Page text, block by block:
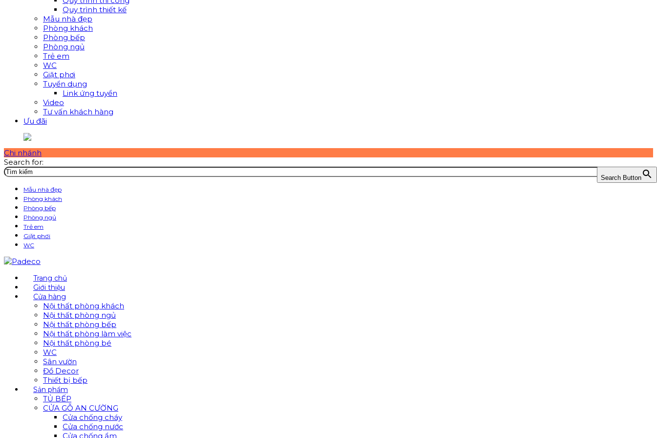
Quy trình thiết kế
Mẫu nhà đẹp
Phòng khách
Phòng bếp
Phòng ngủ
Trẻ em
WC
Giặt phơi
Tuyển dụng
Link ứng tuyển
Video
Tư vấn khách hàng
Ưu đãi
Chi nhánh
Search for:
Search Button
Mẫu nhà đẹp
Phòng khách
Phòng bếp
Phòng ngủ
Trẻ em
Giặt phơi
WC
Trang chủ
Giới thiệu
Cửa hàng
Nội thất phòng khách
Nội thất phòng ngủ
Nội thất phòng bếp
Nội thất phòng làm việc
Nội thất phòng bé
WC
Sân vườn
Đồ Decor
Thiết bị bếp
Sản phẩm
TỦ BẾP
CỬA GỖ AN CƯỜNG
Cửa chống cháy
Cửa chống nước
Cửa chống ẩm